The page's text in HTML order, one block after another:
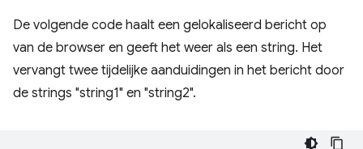
De volgende code haalt een gelokaliseerd bericht op
van de browser en geeft het weer als een string. Het
vervangt twee tijdelijke aanduidingen in het bericht door
de strings "string1" en "string2".